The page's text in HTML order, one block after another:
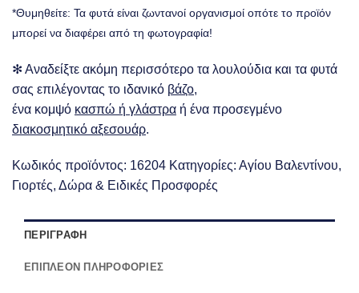
*Θυμηθείτε: Τα φυτά είναι ζωντανοί οργανισμοί οπότε το προϊόν
μπορεί να διαφέρει από τη φωτογραφία!
✻ Αναδείξτε ακόμη περισσότερο τα λουλούδια και τα φυτά
σας επιλέγοντας το ιδανικό βάζο,
ένα κομψό κασπώ ή γλάστρα ή ένα προσεγμένο
διακοσμητικό αξεσουάρ.
Κωδικός προϊόντος: 16204 Κατηγορίες: Αγίου Βαλεντίνου,
Γιορτές, Δώρα & Ειδικές Προσφορές
ΠΕΡΙΓΡΑΦΉ
ΕΠΙΠΛΈΟΝ ΠΛΗΡΟΦΟΡΊΕΣ